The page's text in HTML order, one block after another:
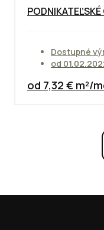
Dostupné
od
od 7,32 € m²/